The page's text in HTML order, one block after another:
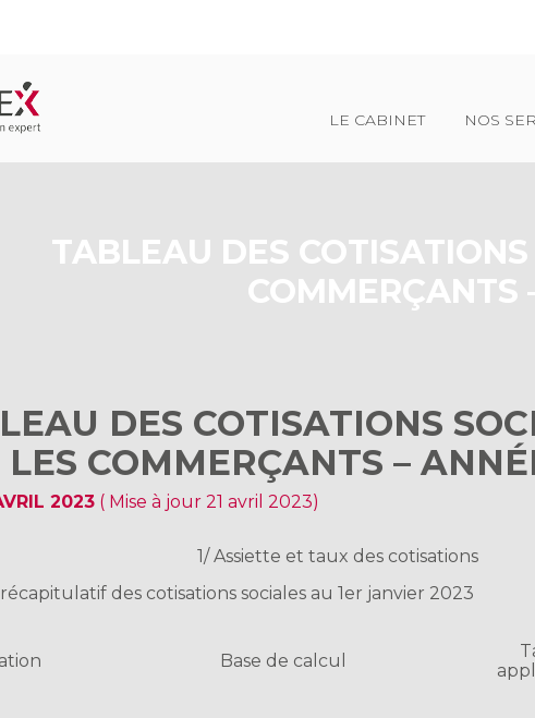
Principal
LE CABINET NOS
TABLEAU DES
COMMERÇANTS
DES COTISATIONS
LES COMMERÇANTS –
2023 ( Mise à jour 21 avril 2023)
1/ Assiette et taux des cotisations
des cotisations sociales au 1er janvier 2023
Base de calcul